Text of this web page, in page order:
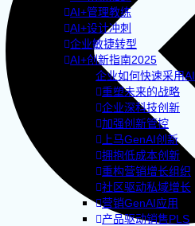
AI+管理教练
AI+设计冲刺
企业敏捷转型
AI+创新指南2025
企业如何快速采用AI
重塑未来的战略
企业深科技创新
加强创新管控
上马GenAI创新
拥抱低成本创新
重构营销增长组织
社区驱动私域增长
营销GenAI应用
产品驱动销售PLS